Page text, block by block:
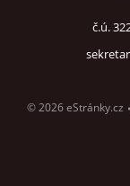
č.ú.
© 2026 eStránky.cz